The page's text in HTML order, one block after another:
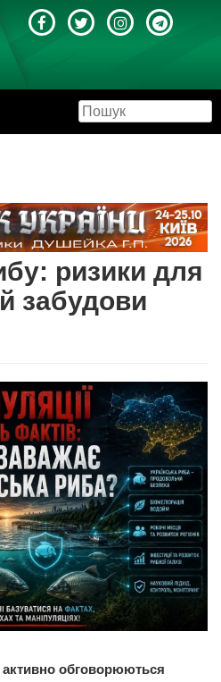
ризики для
забудови
активно обговорюються